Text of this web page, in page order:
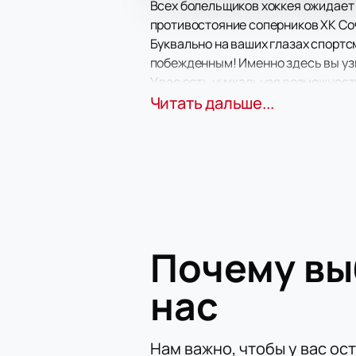
Всех болельщиков хоккея
противостояние соперников ХК
Буквально на ваших глазах
побежденным! Именно здесь вы
У вас есть уникальная
ваши эмоции и поддержка крайне
Читать дальше...
Почему
нас
Нам важно, чтобы у вас